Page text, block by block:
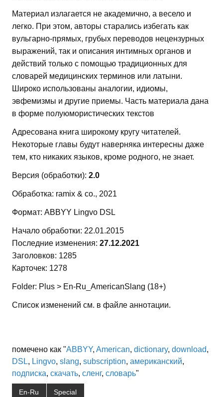
Материал излагается не академично, а весело и
легко. При этом, авторы старались избегать как
вульгарно-прямых, грубых переводов нецензурных
выражений, так и описания интимных органов и
действий только с помощью традиционных для
словарей медицинских терминов или латыни.
Широко использованы аналогии, идиомы,
эвфемизмы и другие приемы. Часть материала дана
в форме полуюмористических текстов
Адресована книга широкому кругу читателей.
Некоторые главы будут наверняка интересны даже
тем, кто никаких языков, кроме родного, не знает.
Версия (обработки): 2.0
Обработка: ramix & co., 2021
Формат: ABBYY Lingvo DSL
Начало обработки: 22.01.2015
Последние изменения: 27.12.2021
Заголовков: 1285
Карточек: 1278
Folder: Plus > En-Ru_AmericanSlang (18+)
Список изменений см. в файле аннотации.
помечено как "ABBYY, American, dictionary, download,
DSL, Lingvo, slang, subscription, американский,
подписка, скачать, сленг, словарь"
En-Ru Special